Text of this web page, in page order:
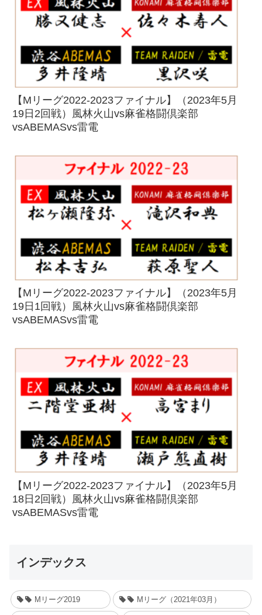
【Mリーグ2022-2023ファイナル】（2023年5月
19日2回戦）風林火山vs麻雀格闘倶楽部
vsABEMASvs雷電
【Mリーグ2022-2023ファイナル】（2023年5月
19日1回戦）風林火山vs麻雀格闘倶楽部
vsABEMASvs雷電
【Mリーグ2022-2023ファイナル】（2023年5月
18日2回戦）風林火山vs麻雀格闘倶楽部
vsABEMASvs雷電
インデックス
Mリーグ2019 Mリーグ（2021年03月）